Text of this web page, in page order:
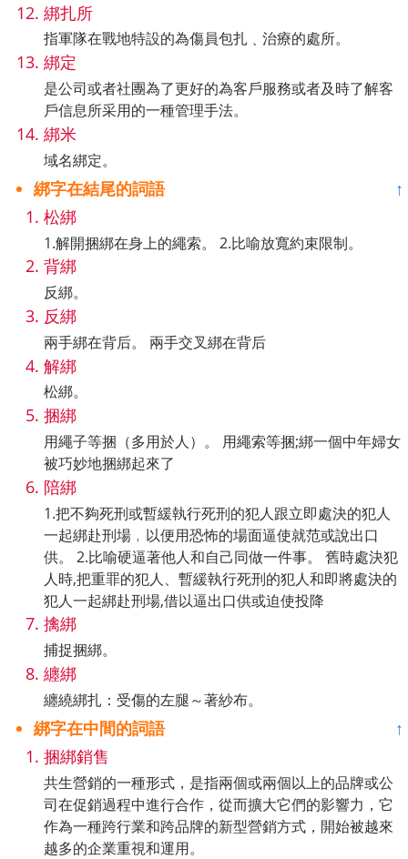
綁扎所
指軍隊在戰地特設的為傷員包扎﹑治療的處所。
綁定
是公司或者社團為了更好的為客戶服務或者及時了解客
戶信息所采用的一種管理手法。
綁米
域名綁定。
綁字在結尾的詞語
↑
松綁
1.解開捆綁在身上的繩索。 2.比喻放寬約束限制。
背綁
反綁。
反綁
兩手綁在背后。 兩手交叉綁在背后
解綁
松綁。
捆綁
用繩子等捆（多用於人）。 用繩索等捆;綁一個中年婦女
被巧妙地捆綁起來了
陪綁
1.把不夠死刑或暫緩執行死刑的犯人跟立即處決的犯人
一起綁赴刑場﹐以便用恐怖的場面逼使就范或說出口
供。 2.比喻硬逼著他人和自己同做一件事。 舊時處決犯
人時,把重罪的犯人、暫緩執行死刑的犯人和即將處決的
犯人一起綁赴刑場,借以逼出口供或迫使投降
擒綁
捕捉捆綁。
纏綁
纏繞綁扎：受傷的左腿～著紗布。
綁字在中間的詞語
↑
捆綁銷售
共生營銷的一種形式，是指兩個或兩個以上的品牌或公
司在促銷過程中進行合作，從而擴大它們的影響力，它
作為一種跨行業和跨品牌的新型營銷方式，開始被越來
越多的企業重視和運用。